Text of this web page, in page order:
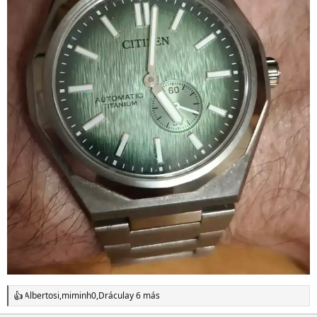
R
e
Albertosi,miminh0,Dráculay 6 más